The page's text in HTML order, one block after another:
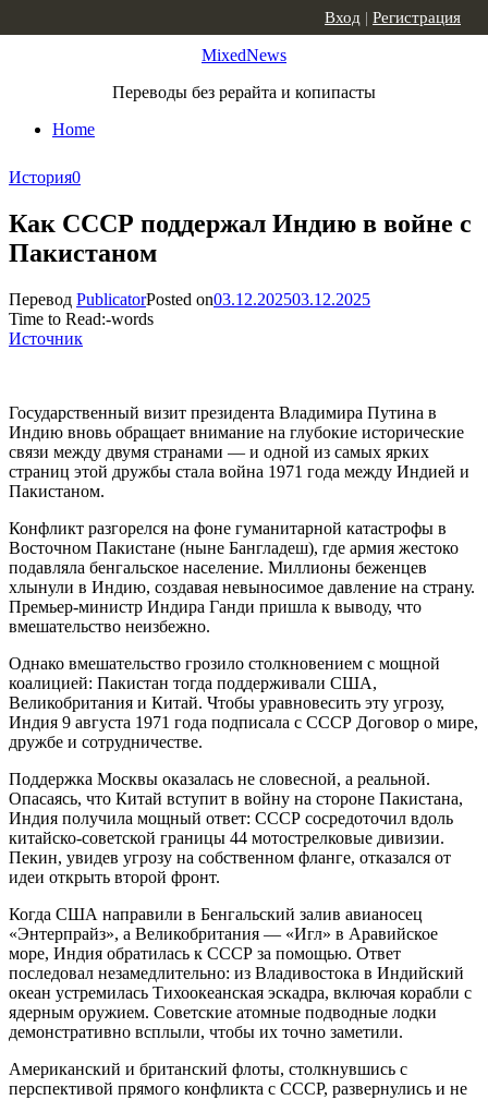
MixedNews
Переводы без рерайта и копипасты
Home
Вход | Регистрация
История0
Как СССР поддержал Индию в войне с
Пакистаном
Перевод PublicatorPosted on03.12.202503.12.2025
Time to Read:-words
Источник
Государственный визит президента Владимира Путина в
Индию вновь обращает внимание на глубокие исторические
связи между двумя странами — и одной из самых ярких
страниц этой дружбы стала война 1971 года между Индией и
Пакистаном.
Конфликт разгорелся на фоне гуманитарной катастрофы в
Восточном Пакистане (ныне Бангладеш), где армия жестоко
подавляла бенгальское население. Миллионы беженцев
хлынули в Индию, создавая невыносимое давление на страну.
Премьер-министр Индира Ганди пришла к выводу, что
вмешательство неизбежно.
Однако вмешательство грозило столкновением с мощной
коалицией: Пакистан тогда поддерживали США,
Великобритания и Китай. Чтобы уравновесить эту угрозу,
Индия 9 августа 1971 года подписала с СССР Договор о мире,
дружбе и сотрудничестве.
Поддержка Москвы оказалась не словесной, а реальной.
Опасаясь, что Китай вступит в войну на стороне Пакистана,
Индия получила мощный ответ: СССР сосредоточил вдоль
китайско-советской границы 44 мотострелковые дивизии.
Пекин, увидев угрозу на собственном фланге, отказался от
идеи открыть второй фронт.
Когда США направили в Бенгальский залив авианосец
«Энтерпрайз», а Великобритания — «Игл» в Аравийское
море, Индия обратилась к СССР за помощью. Ответ
последовал незамедлительно: из Владивостока в Индийский
океан устремилась Тихоокеанская эскадра, включая корабли с
ядерным оружием. Советские атомные подводные лодки
демонстративно всплыли, чтобы их точно заметили.
Американский и британский флоты, столкнувшись с
перспективой прямого конфликта с СССР, развернулись и не